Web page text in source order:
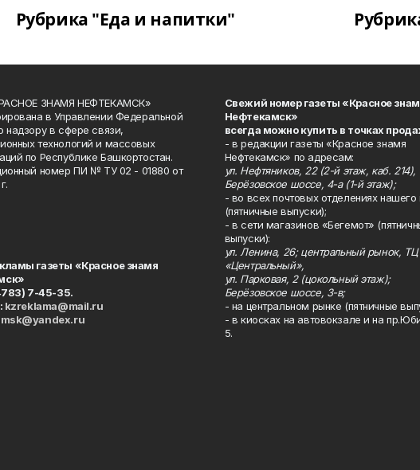
Рубрика "Еда и напитки"
ЗНАМЯ НЕФТЕКАМСК»
в Управлении Федеральной
надзору в сфере связи,
технологий и массовых
по Республике Башкортостан.
номер ПИ № ТУ 02 - 01880 от
газеты «Красное знамя
7-45-35.
kzreklama@mail.ru
Свежий номер газеты «Красное
Нефтекамск»
всегда можно купить в точках
- в редакции газеты «Красное знамя
Нефтекамск» по адресам:
ул. Нефтяников, 22 (2-й этаж, каб. 214),
Берёзовское шоссе, 4-а (1-й этаж);
- во всех почтовых отделениях нашего
(пятничные выпуски);
- в сети магазинов «Бегемот»
выпуски):
ул. Ленина, 26; центральный рынок, ТЦ
«Центральный»,
ул. Парковая, 2 (цокольный этаж);
Берёзовское шоссе, 3-в;
- на центральном рынке (пятничные
- в киосках на автовокзале и на
5.